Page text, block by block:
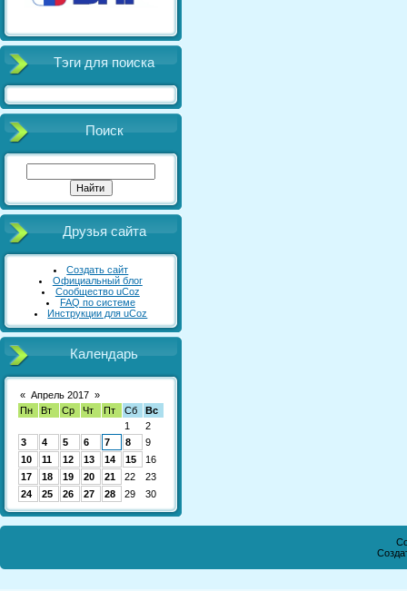
Тэги для поиска
Поиск
Друзья сайта
Создать сайт
Официальный блог
Сообщество uCoz
FAQ по системе
Инструкции для uCoz
Календарь
« Апрель 2017 »
Пн
Вт Ср Чт Пт Сб
Вс
1
2
3
4 5 6 7 8
9
10
11 12 13 14 15
16
17
18 19 20 21 22
23
24
25 26 27 28 29 30